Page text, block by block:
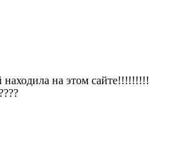
находила на этом сайте!!!!!!!!!